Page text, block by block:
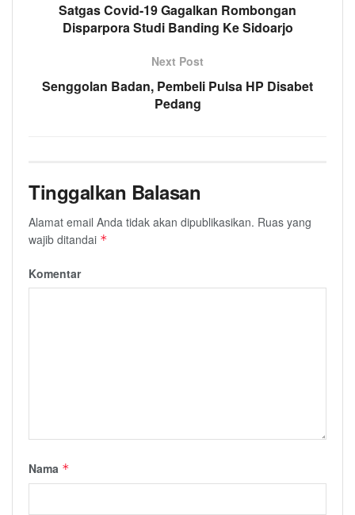
Satgas Covid-19 Gagalkan Rombongan
Disparpora Studi Banding Ke Sidoarjo
Next Post
Senggolan Badan, Pembeli Pulsa HP Disabet
Pedang
Tinggalkan Balasan
Alamat email Anda tidak akan dipublikasikan. Ruas yang
wajib ditandai *
Komentar
Nama *